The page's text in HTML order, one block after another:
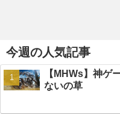
今週の人気記事
【MHWs】神ゲ
ないの草